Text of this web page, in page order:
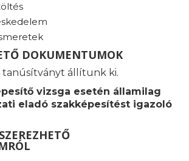
DOKUMENTUMOK
tanúsítványt állítunk ki.
vizsga esetén államilag
eladó szakképesítést igazoló